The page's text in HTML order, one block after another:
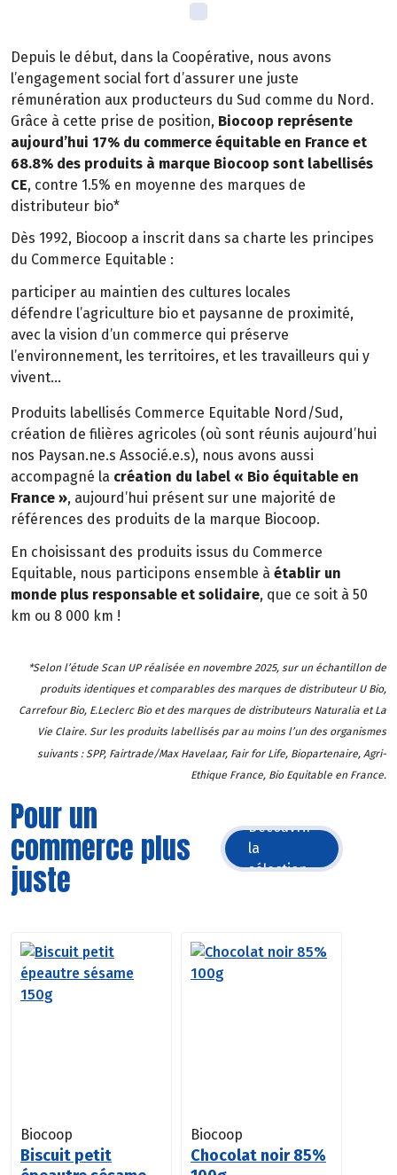
Depuis le début, dans la Coopérative, nous avons
l’engagement social fort d’assurer une juste
rémunération aux producteurs du Sud comme du Nord.
Grâce à cette prise de position, Biocoop représente
aujourd’hui 17% du commerce équitable en France et
68.8% des produits à marque Biocoop sont labellisés
CE, contre 1.5% en moyenne des marques de
distributeur bio*
Dès 1992, Biocoop a inscrit dans sa charte les principes
du Commerce Equitable :
participer au maintien des cultures locales
défendre l’agriculture bio et paysanne de proximité,
avec la vision d’un commerce qui préserve
l’environnement, les territoires, et les travailleurs qui y
vivent…
Produits labellisés Commerce Equitable Nord/Sud,
création de filières agricoles (où sont réunis aujourd’hui
nos Paysan.ne.s Associé.e.s), nous avons aussi
accompagné la création du label « Bio équitable en
France », aujourd’hui présent sur une majorité de
références des produits de la marque Biocoop.
En choisissant des produits issus du Commerce
Equitable, nous participons ensemble à établir un
monde plus responsable et solidaire, que ce soit à 50
km ou 8 000 km !
*Selon l’étude Scan UP réalisée en novembre 2025, sur un échantillon de
produits identiques et comparables des marques de distributeur U Bio,
Carrefour Bio, E.Leclerc Bio et des marques de distributeurs Naturalia et La
Vie Claire. Sur les produits labellisés par au moins l’un des organismes
suivants : SPP, Fairtrade/Max Havelaar, Fair for Life, Biopartenaire, Agri-
Ethique France, Bio Equitable en France.
Pour un
commerce plus
juste
Découvrir
la
sélection
Biocoop
Biscuit petit
Biocoop
Chocolat noir 85%